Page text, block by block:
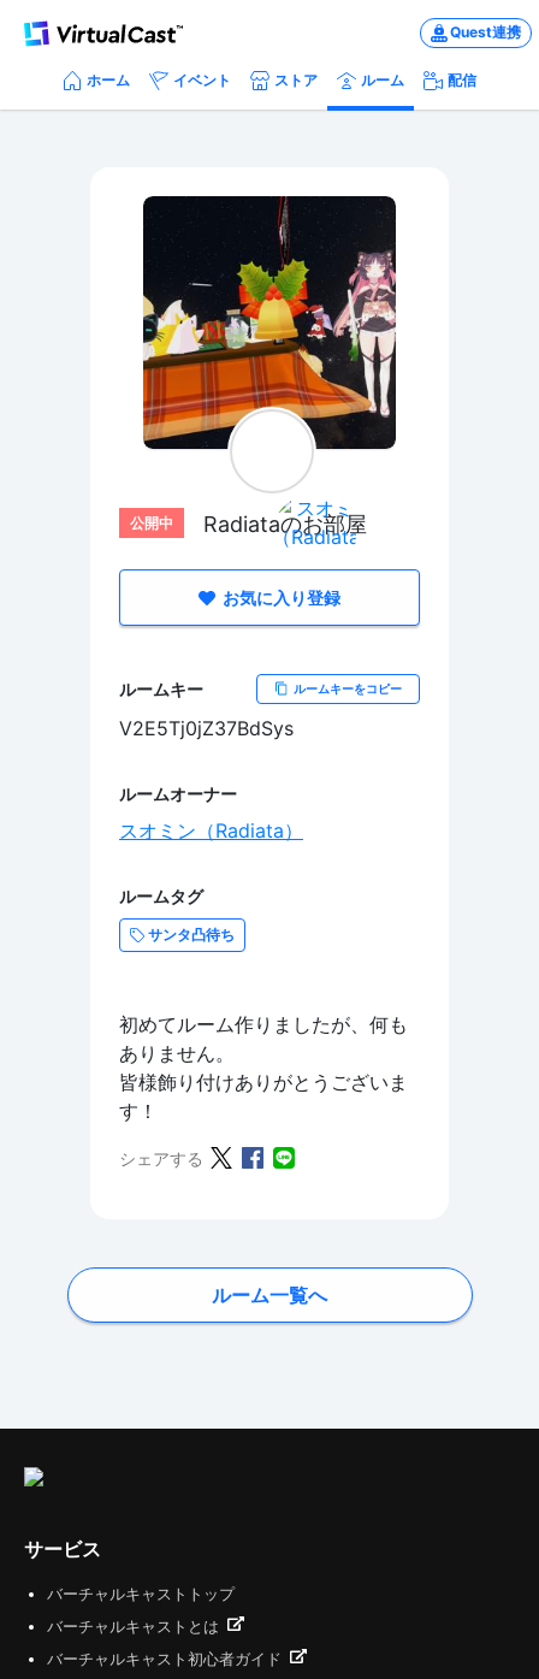
Quest連携
ホーム イベント ストア ルーム 配信
公開中 Radiataのお部屋
お気に入り登録
ルームキー ルームキーをコピー
V2E5Tj0jZ37BdSys
ルームオーナー
スオミン（Radiata）
ルームタグ
サンタ凸待ち
初めてルーム作りましたが、何も
ありません。
皆様飾り付けありがとうございま
す！
シェアする
ルーム一覧へ
サービス
バーチャルキャストトップ
バーチャルキャストとは
バーチャルキャスト初心者ガイド